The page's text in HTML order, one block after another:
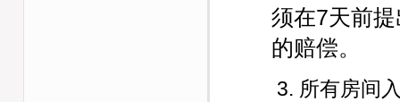
须在7天前
的赔偿。
3. 所有房间